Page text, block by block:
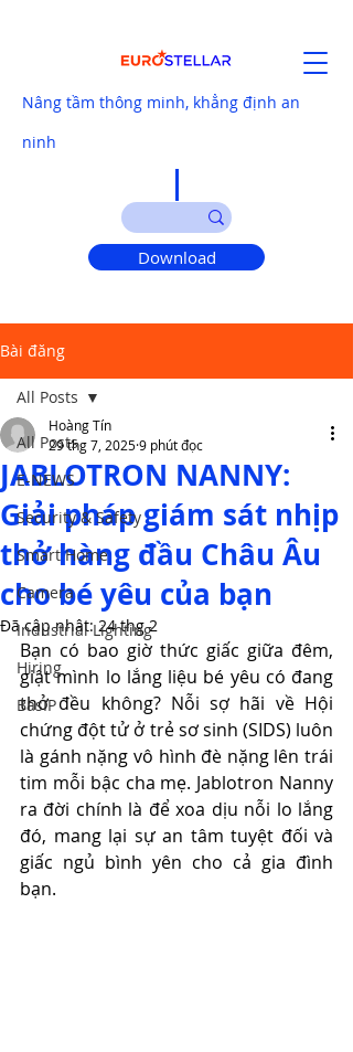
Nâng tầm thông minh, khẳng định an
ninh
Download
Bài đăng
All Posts
E-NEWS
Security & Safety
Smart Home
Camera
Industrial Lighting
Hiring
BasIP
All Posts
JABLOTRON NANNY:
Giải pháp giám sát nhịp
thở hàng đầu Châu Âu
cho bé yêu của bạn
Hoàng Tín
29 thg 7, 20259 phút đọc
Đã cập nhật:24 thg 2
Bạn có bao giờ thức giấc giữa đêm,
giật mình lo lắng liệu bé yêu có đang
thở đều không? Nỗi sợ hãi về Hội
chứng đột tử ở trẻ sơ sinh (SIDS) luôn
là gánh nặng vô hình đè nặng lên trái
tim mỗi bậc cha mẹ. Jablotron Nanny
ra đời chính là để xoa dịu nỗi lo lắng
đó, mang lại sự an tâm tuyệt đối và
giấc ngủ bình yên cho cả gia đình
bạn.